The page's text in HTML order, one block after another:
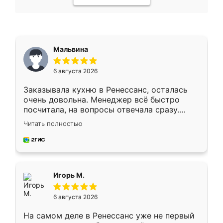
Мальвина
6 августа 2026
Заказывала кухню в Ренессанс, осталась
очень довольна. Менеджер всё быстро
посчитала, на вопросы отвечала сразу.
Замерщик приехал в субботу, подошёл к
делу со всей ответственностью. Собрали
за день, ребята работали аккуратно, даже
Читать полностью
Игорь М.
6 августа 2026
На самом деле в Ренессанс уже не первый